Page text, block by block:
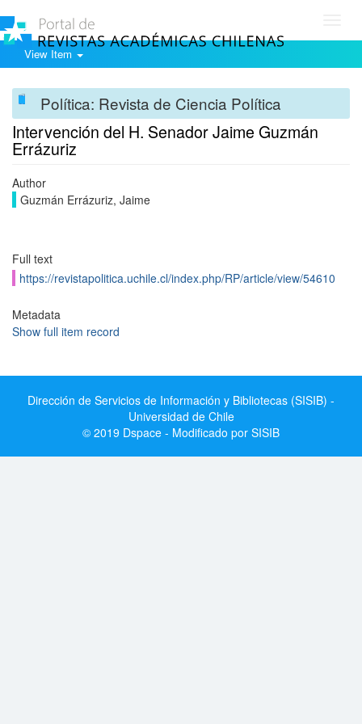
View Item
Política: Revista de Ciencia Política
Intervención del H. Senador Jaime Guzmán
Errázuriz
Author
Guzmán Errázuriz, Jaime
Full text
https://revistapolitica.uchile.cl/index.php/RP/article/view/54610
Metadata
Show full item record
Dirección de Servicios de Información y Bibliotecas (SISIB) -
Universidad de Chile
© 2019 Dspace - Modificado por SISIB